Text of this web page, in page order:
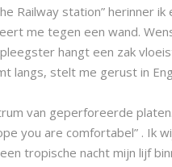
station” herinner ik
me tegen een wand.
hangt een zak
langs, stelt me gerust in
van geperforeerde
you are comfortabel” . Ik
tropische nacht mijn lijf